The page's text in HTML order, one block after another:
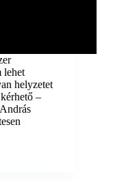
lehet
helyzetet
–